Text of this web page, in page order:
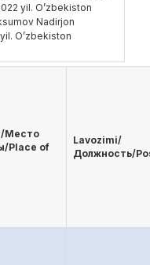
yil. O’zbekiston
Nadirjon
O’zbekiston
Место
Place of
Lavozimi/
Должность/